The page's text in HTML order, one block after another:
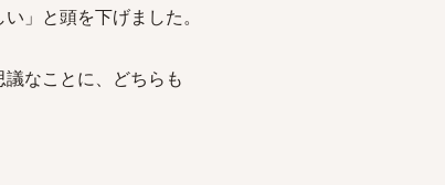
」と頭を下げました。
なことに、どちらも